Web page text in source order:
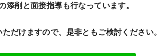
削と面接指導も行なっています。
だけますので、是非ともご検討ください。